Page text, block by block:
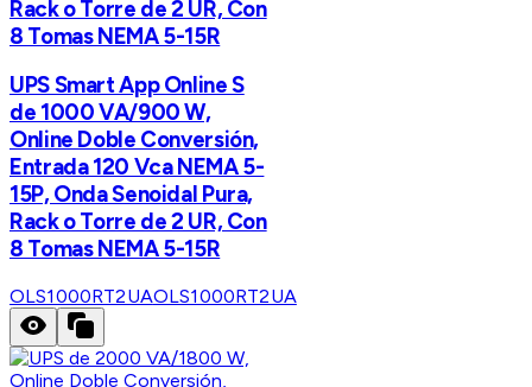
Rack o Torre de 2 UR, Con
8 Tomas NEMA 5-15R
UPS Smart App Online S
de 1000 VA/900 W,
Online Doble Conversión,
Entrada 120 Vca NEMA 5-
15P, Onda Senoidal Pura,
Rack o Torre de 2 UR, Con
8 Tomas NEMA 5-15R
OLS1000RT2UAOLS1000RT2UA